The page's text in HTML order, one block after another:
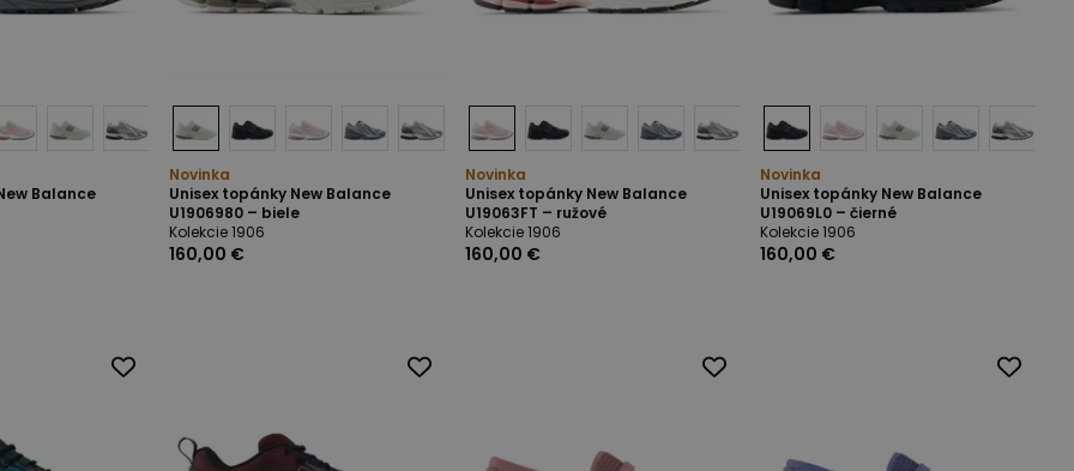
Balance
Novinka
Unisex topánky New Balance
U1906980 – biele
Kolekcie 1906
160,00 €
Novinka
Unisex topánky New Balance
U19063FT – ružové
Kolekcie 1906
160,00 €
Novinka
Unisex topánky New Balance
U19069L0 – čierné
Kolekcie 1906
160,00 €